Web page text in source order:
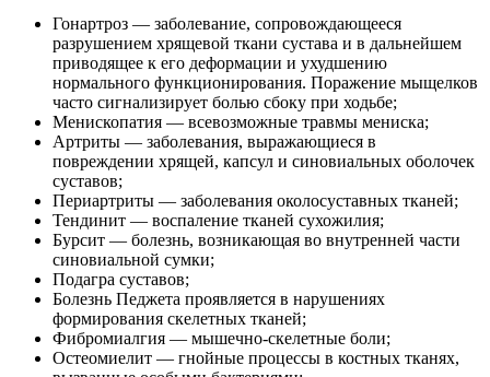
Гонартроз — заболевание, сопровождающееся
разрушением хрящевой ткани сустава и в дальнейшем
приводящее к его деформации и ухудшению
нормального функционирования. Поражение мыщелков
часто сигнализирует болью сбоку при ходьбе;
Менископатия — всевозможные травмы мениска;
Артриты — заболевания, выражающиеся в
повреждении хрящей, капсул и синовиальных оболочек
суставов;
Периартриты — заболевания околосуставных тканей;
Тендинит — воспаление тканей сухожилия;
Бурсит — болезнь, возникающая во внутренней части
синовиальной сумки;
Подагра суставов;
Болезнь Педжета проявляется в нарушениях
формирования скелетных тканей;
Фибромиалгия — мышечно-скелетные боли;
Остеомиелит — гнойные процессы в костных тканях,